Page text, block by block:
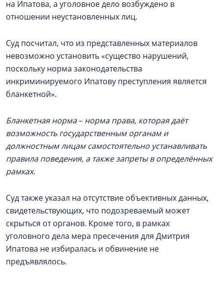
на Ипатова, а уголовное дело возбуждено в
отношении неустановленных лиц.
Суд посчитал, что из представленных материалов
невозможно установить «существо нарушений,
поскольку норма законодательства
инкриминируемого Ипатову преступления является
бланкетной».
Бланкетная норма– норма права, которая даёт
возможность государственным органам и
должностным лицам самостоятельно устанавливать
правила поведения, а также запреты в определённых
рамках.
Суд также указал на отсутствие объективных данных,
свидетельствующих, что подозреваемый может
скрыться от органов. Кроме того, в рамках
уголовного дела мера пресечения для Дмитрия
Ипатова не избиралась и обвинение не
предъявлялось.